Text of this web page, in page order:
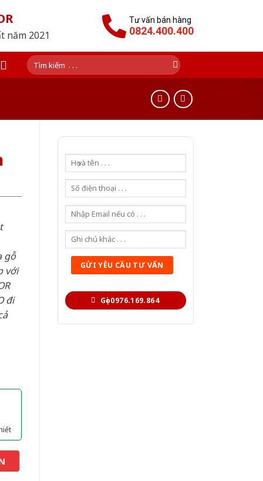
năm 2021
Tư vấn bán hàng
0824.400.400
Tìm
kiếm:
Gọi 0976.169.864
gỗ
với
đi